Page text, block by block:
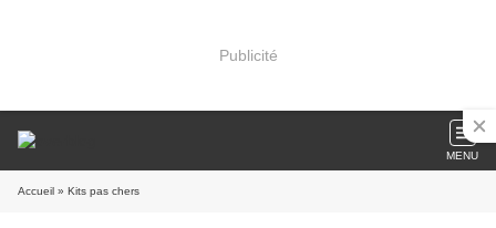
Publicité
MENU
Accueil » Kits pas chers